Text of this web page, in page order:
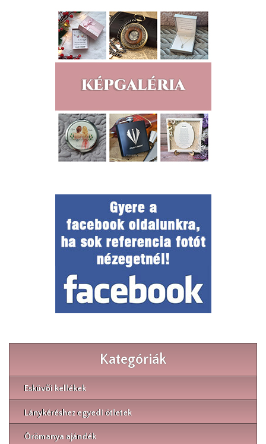
Kategóriák
Esküvői kellékek
Lánykéréshez egyedi ötletek
Örömanya ajándék